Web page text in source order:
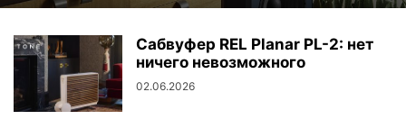
Сабвуфер REL Planar PL-2: нет
ничего невозможного
02.06.2026